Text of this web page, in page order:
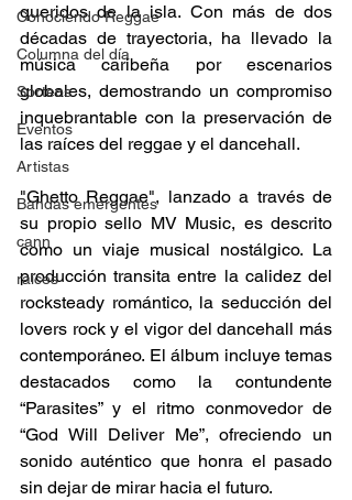
Conociendo Reggae
Columna del día
Sorteos
Eventos
Artistas
Bandas emergentes
cann
raices
queridos de la isla. Con más de dos
décadas de trayectoria, ha llevado la
música caribeña por escenarios
globales, demostrando un compromiso
inquebrantable con la preservación de
las raíces del reggae y el dancehall.
"Ghetto Reggae", lanzado a través de
su propio sello MV Music, es descrito
como un viaje musical nostálgico. La
producción transita entre la calidez del
rocksteady romántico, la seducción del
lovers rock y el vigor del dancehall más
contemporáneo. El álbum incluye temas
destacados como la contundente
“Parasites” y el ritmo conmovedor de
“God Will Deliver Me”, ofreciendo un
sonido auténtico que honra el pasado
sin dejar de mirar hacia el futuro.